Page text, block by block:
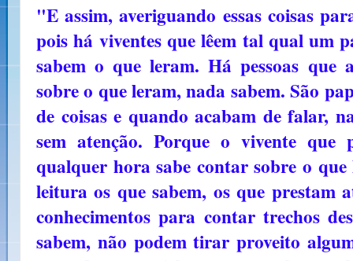
"E assim, averiguando essas coisas
pois há viventes que lêem tal qual um
sabem o que leram. Há pessoas que
sobre o que leram, nada sabem. São
de coisas e quando acabam de falar,
sem atenção. Porque o vivente
qualquer hora sabe contar sobre o
leitura os que sabem, os que prestam
conhecimentos para contar trechos
sabem, não podem tirar proveito